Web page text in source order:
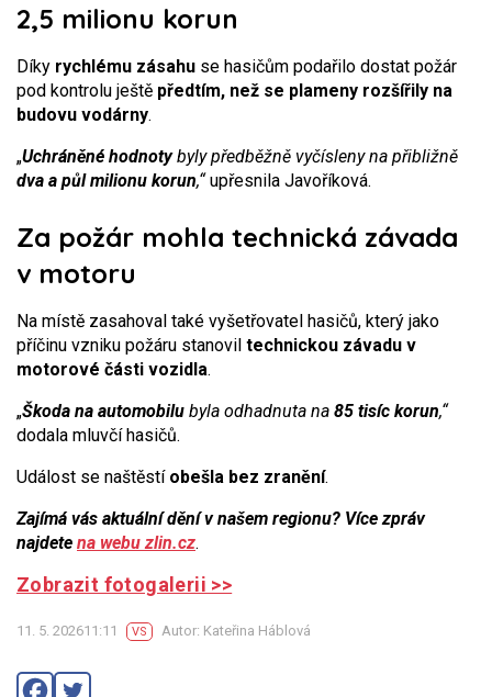
2,5 milionu korun
Díky rychlému zásahu se hasičům podařilo dostat požár
pod kontrolu ještě předtím, než se plameny rozšířily na
budovu vodárny.
„Uchráněné hodnotybyly předběžně vyčísleny na přibližně
dva a půl milionu korun,“upřesnila Javoříková.
Za požár mohla technická závada
v motoru
Na místě zasahoval také vyšetřovatel hasičů, který jako
příčinu vzniku požáru stanovil technickou závadu v
motorové části vozidla.
„Škoda na automobilu byla odhadnuta na 85 tisíc korun,“
dodala mluvčí hasičů.
Událost se naštěstí obešla bez zranění.
Zajímá vás aktuální dění v našem regionu? Více zpráv
najdete na webu zlin.cz.
Zobrazit fotogalerii >>
11. 5. 202611:11 VS Autor: Kateřina Háblová